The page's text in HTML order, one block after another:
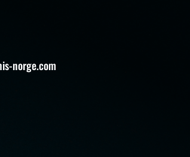
norge.com